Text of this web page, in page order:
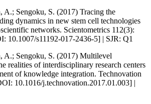
A.; Sengoku, S. (2017) Tracing the
dynamics in new stem cell technologies
networks. Scientometrics 112(3):
10.1007/s11192-017-2436-5] | SJR: Q1
A.; Sengoku, S. (2017) Multilevel
realities of interdisciplinary research centers
of knowledge integration. Technovation
10.1016/j.technovation.2017.01.003] |